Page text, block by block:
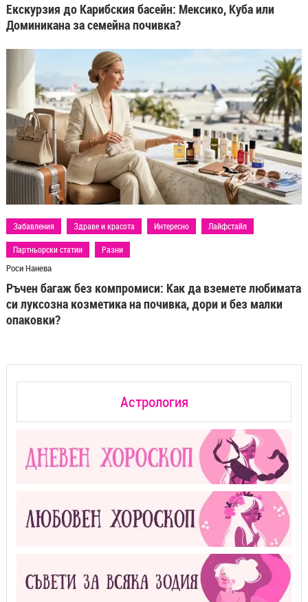
Забавления Здраве и красота Интересно Лайфстайл
Партньорски статии Разни
Роси Нанева
Ръчен багаж без компромиси: Как да вземете любимата
си луксозна козметика на почивка, дори и без малки
опаковки?
Астрология